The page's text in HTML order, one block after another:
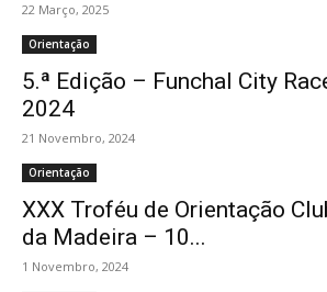
22 Março, 2025
Orientação
5.ª Edição – Funchal City
2024
21 Novembro, 2024
Orientação
XXX Troféu de Orientação
da Madeira – 10...
1 Novembro, 2024